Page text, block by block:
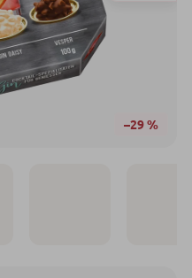
–29 %